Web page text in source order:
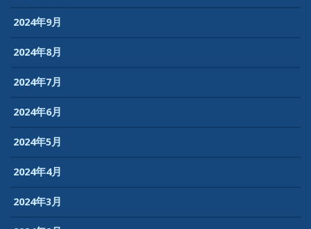
2024年9月
2024年8月
2024年7月
2024年6月
2024年5月
2024年4月
2024年3月